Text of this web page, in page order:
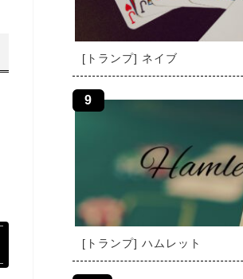
[トランプ] ネイブ
[トランプ] ハムレット